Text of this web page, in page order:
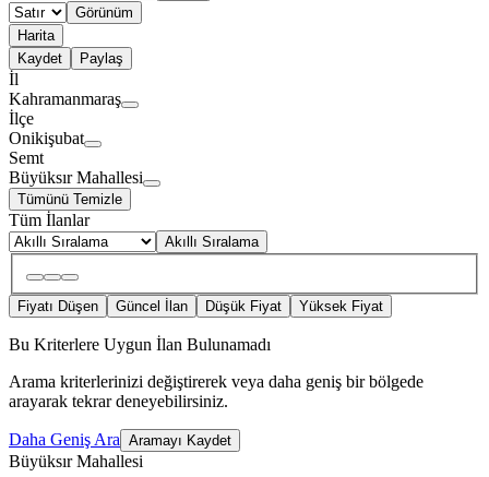
Görünüm
Harita
Kaydet
Paylaş
İl
Kahramanmaraş
İlçe
Onikişubat
Semt
Büyüksır Mahallesi
Tümünü Temizle
Tüm İlanlar
Akıllı Sıralama
Fiyatı Düşen Güncel İlan Düşük Fiyat Yüksek Fiyat
Bu Kriterlere Uygun İlan Bulunamadı
Arama kriterlerinizi değiştirerek veya daha geniş bir bölgede
arayarak tekrar deneyebilirsiniz.
Daha Geniş Ara Aramayı Kaydet
Büyüksır Mahallesi